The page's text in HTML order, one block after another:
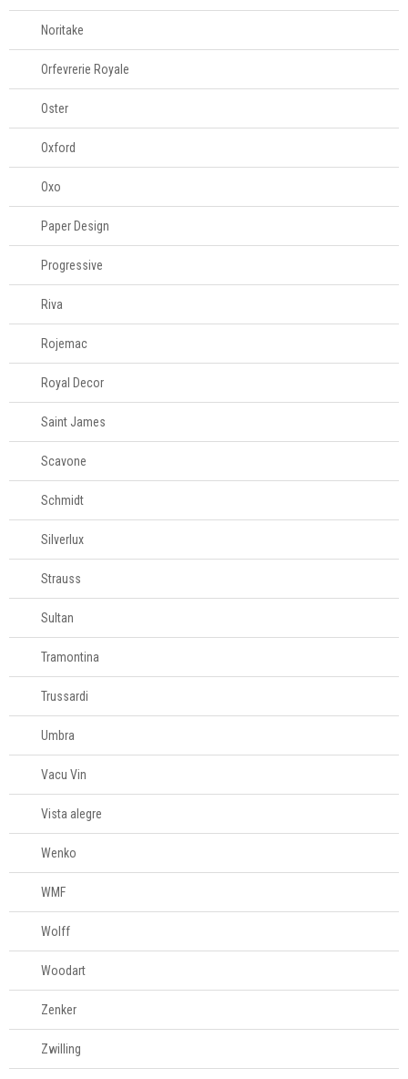
Noritake
Orfevrerie Royale
Oster
Oxford
Oxo
Paper Design
Progressive
Riva
Rojemac
Royal Decor
Saint James
Scavone
Schmidt
Silverlux
Strauss
Sultan
Tramontina
Trussardi
Umbra
Vacu Vin
Vista alegre
Wenko
WMF
Wolff
Woodart
Zenker
Zwilling